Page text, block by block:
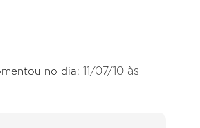
no dia: 11/07/10 às